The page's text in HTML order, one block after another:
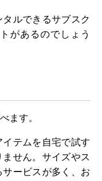
ルできるサブスク
があるのでしょう
ます。
テムを自宅で試す
せん。サイズやス
ービスが多く、お